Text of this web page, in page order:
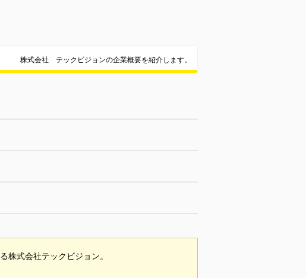
株式会社 テックビジョンの企業概要を紹介します。
株式会社テックビジョン。